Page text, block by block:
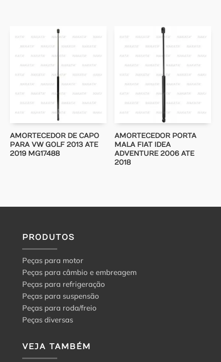
AMORTECEDOR DE CAPO
PARA VW GOLF 2013 ATE
2019 MG17488
AMORTECEDOR PORTA
MALA FIAT IDEA
ADVENTURE 2006 ATE
2018
PRODUTOS
Peças para motor
Peças para câmbio e embreagem
Peças para refrigeração
Peças para suspensão
Peças para roda/freio
Peças diversas
VEJA TAMBÉM